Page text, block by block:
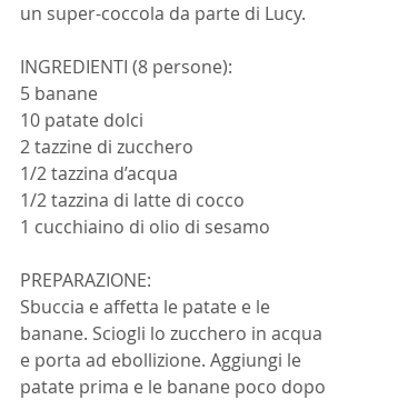
un super-coccola da parte di Lucy.
INGREDIENTI (8 persone):
5 banane
10 patate dolci
2 tazzine di zucchero
1/2 tazzina d’acqua
1/2 tazzina di latte di cocco
1 cucchiaino di olio di sesamo
PREPARAZIONE:
Sbuccia e affetta le patate e le
banane. Sciogli lo zucchero in acqua
e porta ad ebollizione. Aggiungi le
patate prima e le banane poco dopo